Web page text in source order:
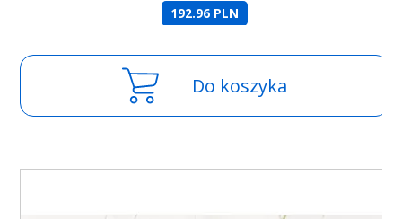
192.96 PLN
Do koszyka